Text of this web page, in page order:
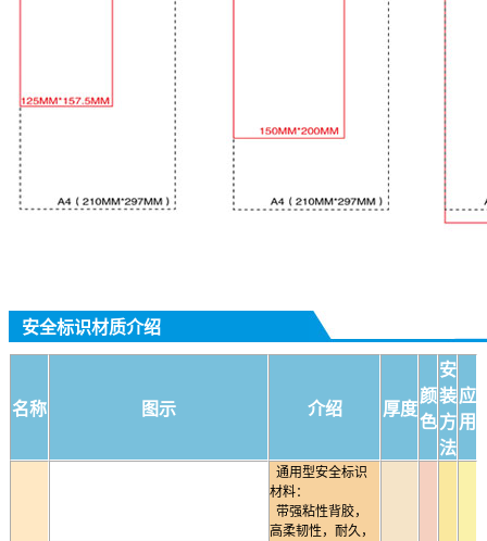
安全标识材质介绍
名称 图示 介绍 厚度
颜
色
安
装
方
法
应
用
通用型安全标识
材料：
带强粘性背胶，
高柔韧性，耐久，